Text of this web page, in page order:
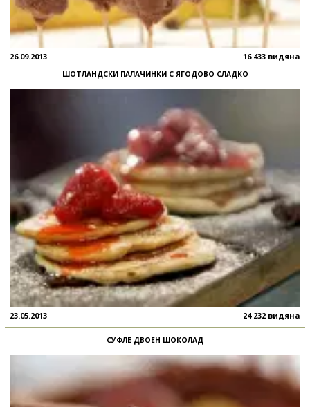
26.09.2013 16 433 видяна
ШОТЛАНДСКИ ПАЛАЧИНКИ С ЯГОДОВО СЛАДКО
23.05.2013 24 232 видяна
СУФЛЕ ДВОЕН ШОКОЛАД